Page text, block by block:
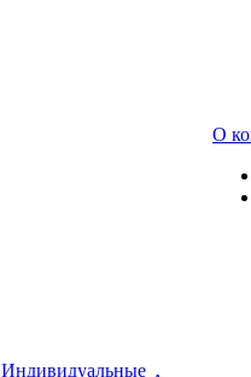
Индивидуальные
О